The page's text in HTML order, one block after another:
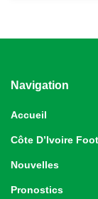
Navigation
Accueil
Côte D’Ivoire
Nouvelles
Pronostics